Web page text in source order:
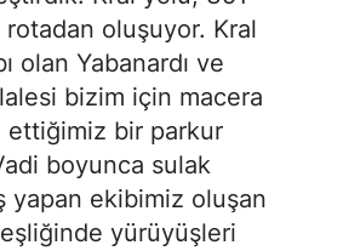
oluşuyor. Kral
olan Yabanardı ve
bizim için macera
ettiğimiz bir parkur
boyunca sulak
yapan ekibimiz oluşan
yürüyüşleri